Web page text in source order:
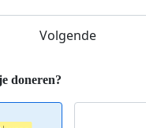
Volgende